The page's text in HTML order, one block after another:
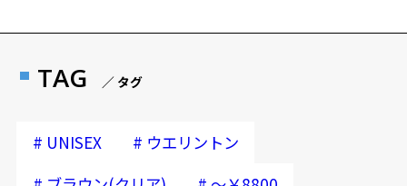
TAG ／ タグ
# UNISEX # ウエリントン